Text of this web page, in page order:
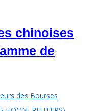
chinoises
de